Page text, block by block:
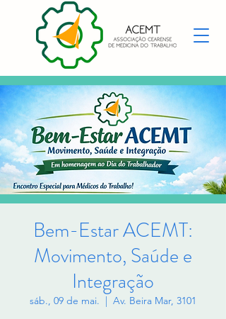
Bem-Estar ACEMT:
Movimento, Saúde e
Integração
sáb., 09 de mai.
  |
Av. Beira Mar, 3101